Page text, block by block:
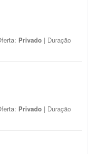
Privado | Duração
Privado | Duração